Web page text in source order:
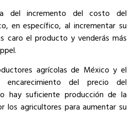
del incremento del costo del
en específico, al incrementar su
caro el producto y venderás más
agrícolas de México y el
del precio del
hay suficiente producción de la
los agricultores para aumentar su